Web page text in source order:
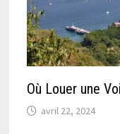
Où Louer une
avril 22, 2024